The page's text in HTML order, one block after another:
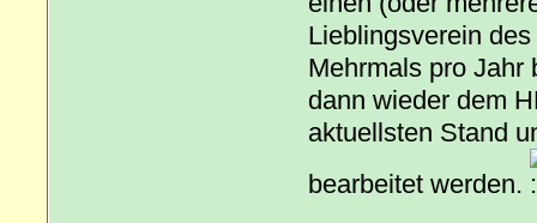
Lieblingsverein
Mehrmals pro Jahr
dann wieder dem
aktuellsten Stand
bearbeitet werden.